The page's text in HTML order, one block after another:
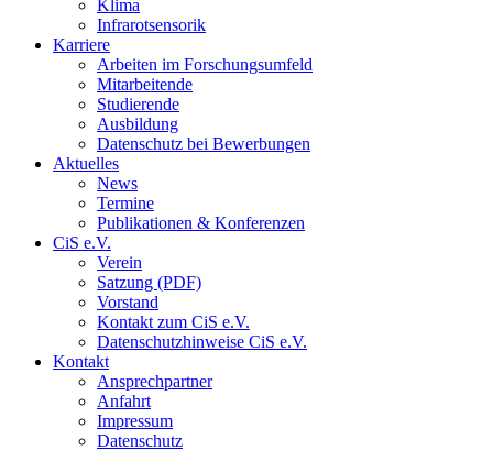
Klima
Infrarotsensorik
Karriere
Arbeiten im Forschungsumfeld
Mitarbeitende
Studierende
Ausbildung
Datenschutz bei Bewerbungen
Aktuelles
News
Termine
Publikationen & Konferenzen
CiS e.V.
Verein
Satzung (PDF)
Vorstand
Kontakt zum CiS e.V.
Datenschutzhinweise CiS e.V.
Kontakt
Ansprechpartner
Anfahrt
Impressum
Datenschutz